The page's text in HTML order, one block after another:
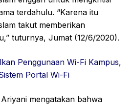
terdahulu. “Karena itu
takut memberikan
tuturnya, Jumat (12/6/2020).
Penggunaan Wi-Fi Kampus,
Portal Wi-Fi
mengatakan bahwa